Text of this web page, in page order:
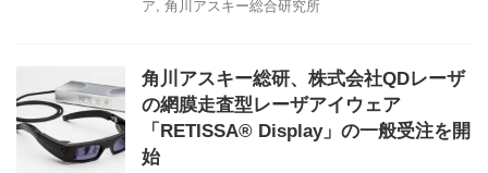
ア, 角川アスキー総合研究所
角川アスキー総研、株式会社QDレーザ
の網膜走査型レーザアイウェア
「RETISSA® Display」の一般受注を開
始